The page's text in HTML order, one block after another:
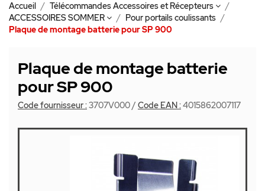
Accueil
Télécommandes Accessoires et Récepteurs
ACCESSOIRES SOMMER
Pour portails coulissants
Plaque de montage batterie pour SP 900
Plaque de montage batterie
pour SP 900
Code fournisseur :3707V000/ Code EAN :4015862007117